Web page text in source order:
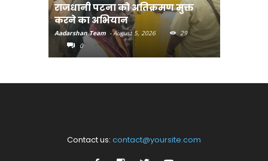
राजधानी पटना को अतिक्रमण मुक्त
करने का अभियान
Aadarshan Team - August 5, 2026
29
0
Contact us: contact@yoursite.com